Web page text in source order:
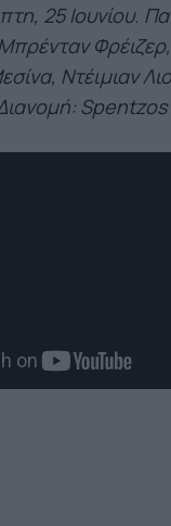
25 Ιουνίου.
Ντέιμιαν
Spentzos